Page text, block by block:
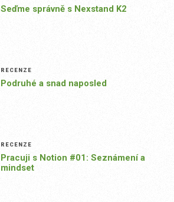
Seďme správně s Nexstand K2
RECENZE
Podruhé a snad naposled
RECENZE
Pracuji s Notion #01: Seznámení a
mindset